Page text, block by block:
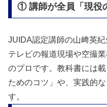
① 講師が全員「現役
JUIDA認定講師の山﨑英
テレビの報道現場や空撮
のプロです。教科書には
ためのコツ」や、実践的
す。